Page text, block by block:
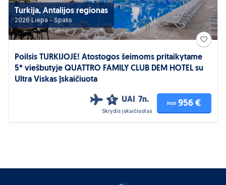
Turkija, Antalijos regionas
2026 Liepa - Spalis
Poilsis TURKIJOJE! Atostogos šeimoms pritaikytame
5* viešbutyje QUATTRO FAMILY CLUB DEM HOTEL su
Ultra Viskas Įskaičiuota
5 UAI 7n.
Skrydis įskaičiuotas
nuo 956 €